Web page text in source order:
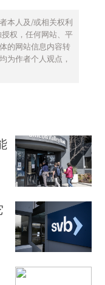
本人及/或相关权利
权，任何网站、平
的网站信息内容转
为作者个人观点，